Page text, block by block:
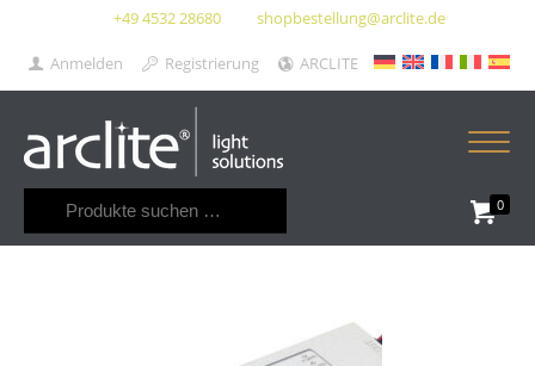
+49 4532 28680 shopbestellung@arclite.de
Anmelden Registrierung ARCLITE
0